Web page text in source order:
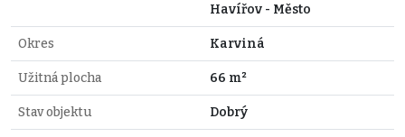
Havířov - Město
Okres Karviná
Užitná plocha 66 m²
Stav objektu Dobrý